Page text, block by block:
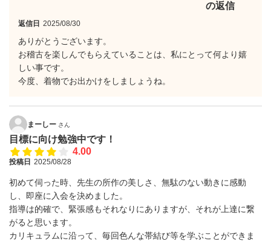
の返信
返信日 2025/08/30
ありがとうございます。
お稽古を楽しんでもらえていることは、私にとって何より嬉
しい事です。
今度、着物でお出かけをしましょうね。
まーしー さん
目標に向け勉強中です！
4.00
投稿日 2025/08/28
初めて伺った時、先生の所作の美しさ、無駄のない動きに感動
し、即座に入会を決めました。
指導は的確で、緊張感もそれなりにありますが、それが上達に繋
がると思います。
カリキュラムに沿って、毎回色んな帯結び等を学ぶことができま